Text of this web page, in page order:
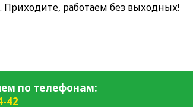
работаем без выходных!
по телефонам:
42